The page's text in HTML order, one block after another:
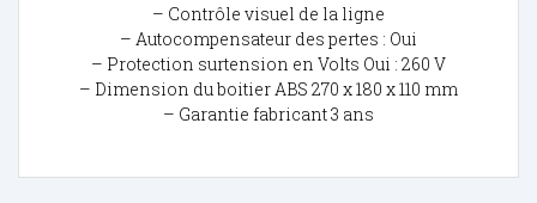
– Contrôle visuel de la ligne
– Autocompensateur des pertes : Oui
– Protection surtension en Volts Oui : 260 V
– Dimension du boitier ABS 270 x 180 x 110 mm
– Garantie fabricant 3 ans